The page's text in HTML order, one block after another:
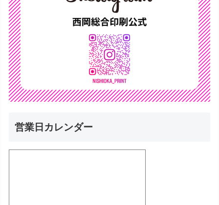
営業日カレンダー